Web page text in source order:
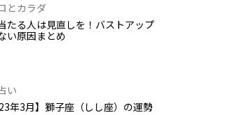
とカラダ
たる人は見直しを！バストアップ
い原因まとめ
い
年3月】獅子座（しし座）の運勢